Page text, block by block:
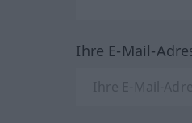
Ihre E-Mail-